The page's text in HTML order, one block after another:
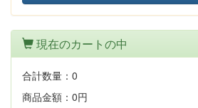
現在のカートの中
合計数量： 0
商品金額： 0円